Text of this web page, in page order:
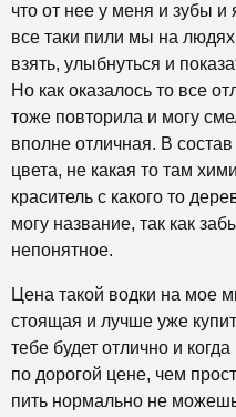
что от нее у меня и зубы и
все таки пили мы на
взять, улыбнуться и
Но как оказалось то все
тоже повторила и могу
вполне отличная. В
цвета, не какая то там
краситель с какого то
могу название, так как
непонятное.
Цена такой водки на мое
стоящая и лучше уже
тебе будет отлично и
по дорогой цене, чем
пить нормально не